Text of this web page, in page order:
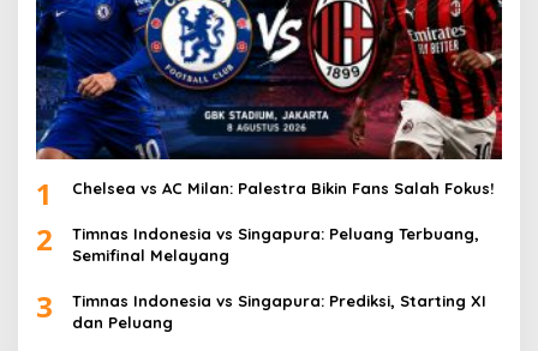
1 Chelsea vs AC Milan: Palestra Bikin Fans Salah Fokus!
2
Timnas Indonesia vs Singapura: Peluang Terbuang,
Semifinal Melayang
3
Timnas Indonesia vs Singapura: Prediksi, Starting XI
dan Peluang